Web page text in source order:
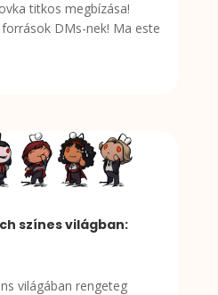
titkos megbízása!
DMs-nek! Ma este
színes világban:
világában rengeteg